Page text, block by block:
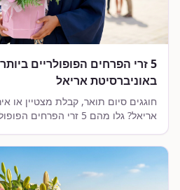
5 זרי הפרחים הפופולריים
באוניברסיטת אריאל
חוגגים סיום תואר, קבלת מצטיין או
אריאל? גלו מהם 5 זרי